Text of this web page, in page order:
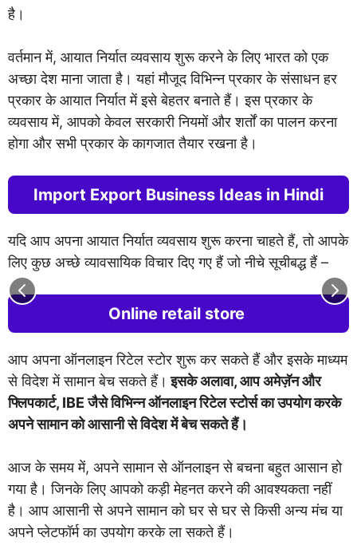
है।
वर्तमान में, आयात निर्यात व्यवसाय शुरू करने के लिए भारत को एक
अच्छा देश माना जाता है। यहां मौजूद विभिन्न प्रकार के संसाधन हर
प्रकार के आयात निर्यात में इसे बेहतर बनाते हैं। इस प्रकार के
व्यवसाय में, आपको केवल सरकारी नियमों और शर्तों का पालन करना
होगा और सभी प्रकार के कागजात तैयार रखना है।
Import Export Business Ideas in Hindi
यदि आप अपना आयात निर्यात व्यवसाय शुरू करना चाहते हैं, तो आपके
लिए कुछ अच्छे व्यावसायिक विचार दिए गए हैं जो नीचे सूचीबद्ध हैं –
Online retail store
आप अपना ऑनलाइन रिटेल स्टोर शुरू कर सकते हैं और इसके माध्यम
से विदेश में सामान बेच सकते हैं। इसके अलावा, आप अमेज़ॅन और
फ्लिपकार्ट, IBE जैसे विभिन्न ऑनलाइन रिटेल स्टोर्स का उपयोग करके
अपने सामान को आसानी से विदेश में बेच सकते हैं।
आज के समय में, अपने सामान से ऑनलाइन से बचना बहुत आसान हो
गया है। जिनके लिए आपको कड़ी मेहनत करने की आवश्यकता नहीं
है। आप आसानी से अपने सामान को घर से घर से किसी अन्य मंच या
अपने प्लेटफॉर्म का उपयोग करके ला सकते हैं।